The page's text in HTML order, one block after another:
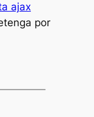
ajax
por